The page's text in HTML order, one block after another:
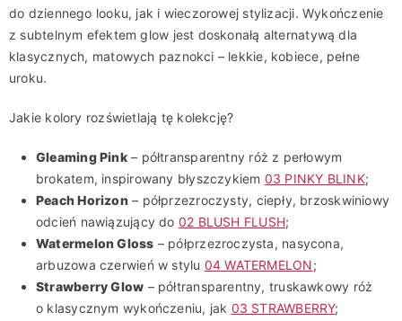
do dziennego looku, jak i wieczorowej stylizacji. Wykończenie
z subtelnym efektem glow jest doskonałą alternatywą dla
klasycznych, matowych paznokci – lekkie, kobiece, pełne
uroku.
Jakie kolory rozświetlają tę kolekcję?
Gleaming Pink– półtransparentny róż z perłowym
brokatem, inspirowany błyszczykiem 03 PINKY BLINK;
Peach Horizon– półprzezroczysty, ciepły, brzoskwiniowy
odcień nawiązujący do 02 BLUSH FLUSH;
Watermelon Gloss – półprzezroczysta, nasycona,
arbuzowa czerwień w stylu 04 WATERMELON;
Strawberry Glow – półtransparentny, truskawkowy róż
o klasycznym wykończeniu, jak 03 STRAWBERRY;